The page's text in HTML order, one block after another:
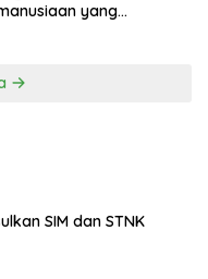
yang
SIM dan STNK